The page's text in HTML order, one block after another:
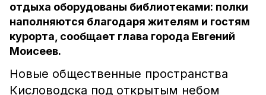
отдыха оборудованы библиотеками: полки
наполняются благодаря жителям и гостям
курорта, сообщает глава города Евгений
Моисеев.
Новые общественные пространства
Кисловодска под открытым небом